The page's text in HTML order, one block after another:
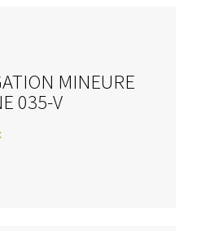
MINEURE
035-V